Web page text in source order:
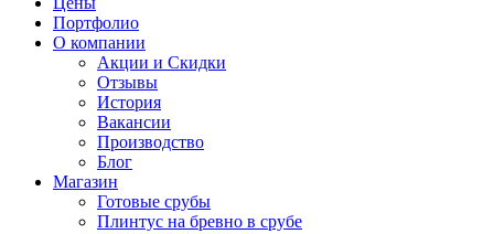
Портфолио
О компании
Акции и Скидки
Отзывы
История
Вакансии
Производство
Блог
Магазин
Готовые срубы
Плинтус на бревно в срубе